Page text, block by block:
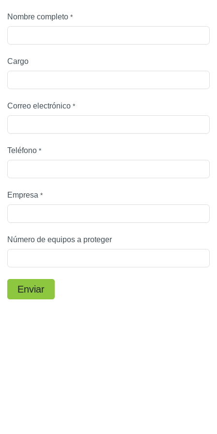
Nombre completo *
Cargo
Correo electrónico *
Teléfono *
Empresa *
Número de equipos a proteger
Enviar